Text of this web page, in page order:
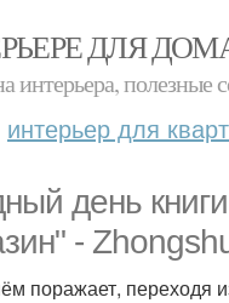
ДЛЯ
интерьера, полезные
интерьер для
день
-
поражает, переходя